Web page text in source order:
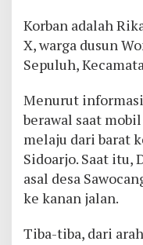
Korban adalah
X, warga dusun
Sepuluh,
Menurut
berawal saat
melaju dari barat
Sidoarjo. Saat itu,
asal desa
ke kanan jalan.
Tiba-tiba, dari